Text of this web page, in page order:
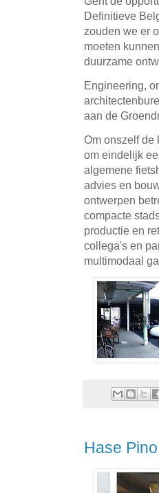
Definitieve
zouden we er
moeten
duurzame
Engineering,
aan de
Om onszelf de
om eindelijk
algemene
advies en
ontwerpen
compacte
productie en
collega's en
multimodaal
Hase